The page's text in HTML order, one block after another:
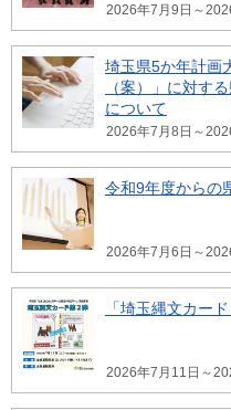
2026年7月9日～
埼玉県5か年計画
（案）」に対す
について
2026年7月8日～
令和9年度からの
2026年7月6日～
「埼玉縄文カー
2026年7月11日～